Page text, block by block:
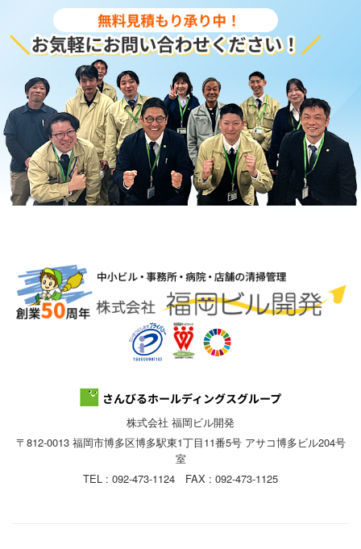
株式会社 福岡ビル開発
〒812-0013 福岡市博多区博多駅東1丁目11番5号 アサコ博多ビル204号
室
TEL : 092-473-1124 FAX : 092-473-1125